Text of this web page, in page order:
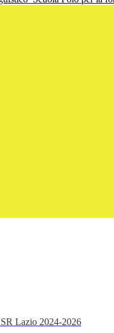
Lazio 2024-2026